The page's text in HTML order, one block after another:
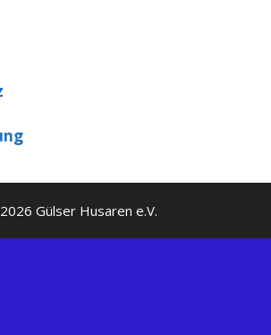
Gülser Husaren e.V.